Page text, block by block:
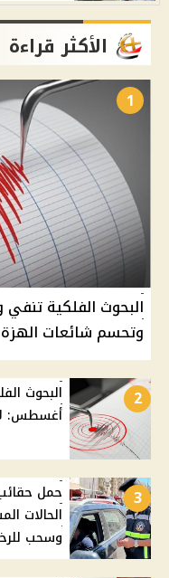
الأكثر قراءة
1
البحوث الفلكية
وتحسم شائعات الهزة
2
أغسطس:
3
حمل
الحالات
وسحب